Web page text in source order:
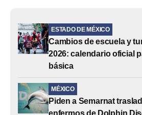
ESTADO DE MÉXICO
Cambios de escuela y
2026: calendario oficial
básica
MÉXICO
Piden a Semarnat